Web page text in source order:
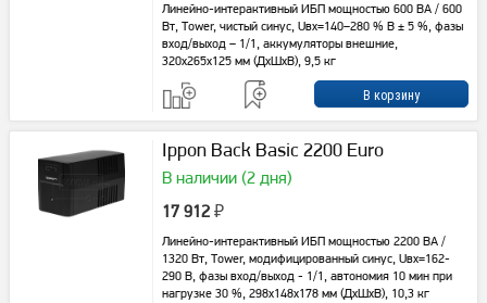
Линейно-интерактивный ИБП мощностью 600 ВА / 600
Вт, Tower, чистый синус, Uвх=140–280 % В ± 5 %, фазы
вход/выход – 1/1, аккумуляторы внешние,
320x265x125 мм (ДxШxВ), 9,5 кг
Ippon Back Basic 2200 Euro
В наличии (2 дня)
17 912 ₽
Линейно-интерактивный ИБП мощностью 2200 ВА /
1320 Вт, Tower, модифицированный синус, Uвх=162-
290 В, фазы вход/выход - 1/1, автономия 10 мин при
нагрузке 30 %, 298х148х178 мм (ДхШхВ), 10,3 кг